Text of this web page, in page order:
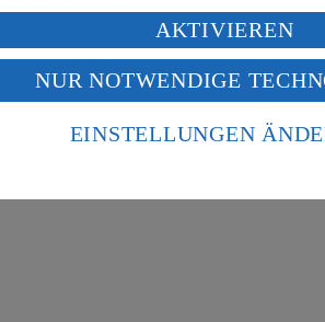
personenbezogenen Daten in den USA
klickst, willigst du im Sinne des
Daten in den USA verarbeitet werden. Der
Standards nicht angemessenen
durch US-amerikanische Behörden.
AKTIVIEREN
NUR NOTWENDIGE
EINSTELLUNGEN